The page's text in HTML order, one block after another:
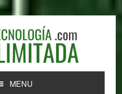
MENU